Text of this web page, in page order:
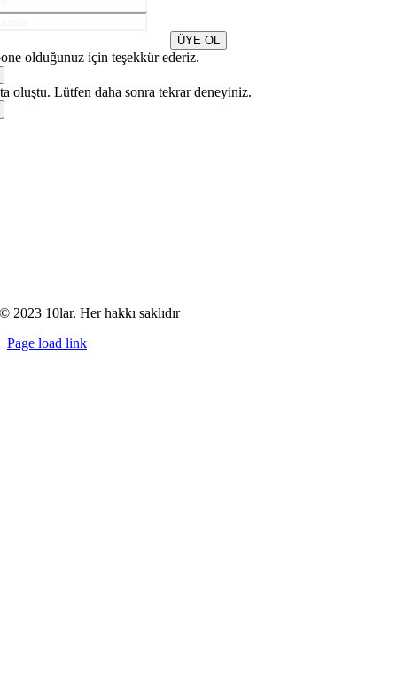
ÜYE OL
olduğunuz için teşekkür ederiz.
oluştu. Lütfen daha sonra tekrar deneyiniz.
© 2023 10lar. Her hakkı saklıdır
Page load link